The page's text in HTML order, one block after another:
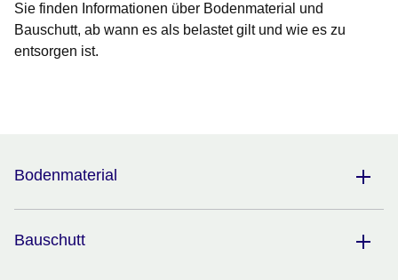
Sie finden Informationen über Bodenmaterial und
Bauschutt, ab wann es als belastet gilt und wie es zu
entsorgen ist.
Bodenmaterial
Bauschutt